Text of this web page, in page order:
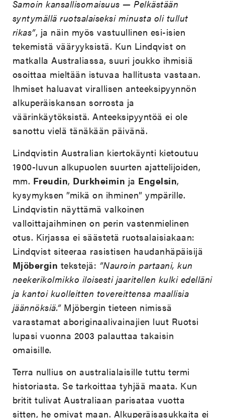
Samoin kansallisomaisuus — Pelkästään
syntymällä ruotsalaiseksi minusta oli tullut
rikas”, ja näin myös vastuullinen esi-isien
tekemistä vääryyksistä. Kun Lindqvist on
matkalla Australiassa, suuri joukko ihmisiä
osoittaa mieltään istuvaa hallitusta vastaan.
Ihmiset haluavat virallisen anteeksipyynnön
alkuperäiskansan sorrosta ja
väärinkäytöksistä. Anteeksipyyntöä ei ole
sanottu vielä tänäkään päivänä.
Lindqvistin Australian kiertokäynti kietoutuu
1900-luvun alkupuolen suurten ajattelijoiden,
mm. Freudin, Durkheimin ja Engelsin,
kysymyksen ”mikä on ihminen” ympärille.
Lindqvistin näyttämä valkoinen
valloittajaihminen on perin vastenmielinen
otus. Kirjassa ei säästetä ruotsalaisiakaan:
Lindqvist siteeraa rasistisen haudanhäpäisijä
Mjöbergin tekstejä: ”Nauroin partaani, kun
neekerikolmikko iloisesti jaaritellen kulki edelläni
ja kantoi kuolleitten tovereittensa maallisia
jäännöksiä.”Mjöbergin tieteen nimissä
varastamat aboriginaalivainajien luut Ruotsi
lupasi vuonna 2003 palauttaa takaisin
omaisille.
Terra nullius on australialaisille tuttu termi
historiasta. Se tarkoittaa tyhjää maata. Kun
britit tulivat Australiaan parisataa vuotta
sitten, he omivat maan. Alkuperäisasukkaita ei